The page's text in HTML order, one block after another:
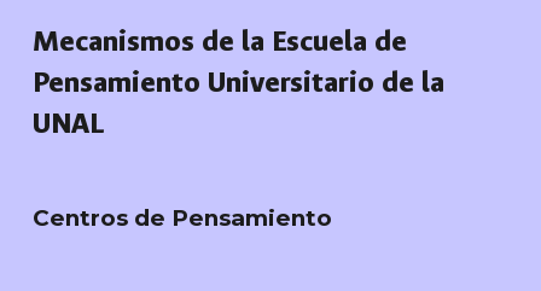
Mecanismos de la Escuela de
Pensamiento Universitario de la
UNAL
Centros de Pensamiento